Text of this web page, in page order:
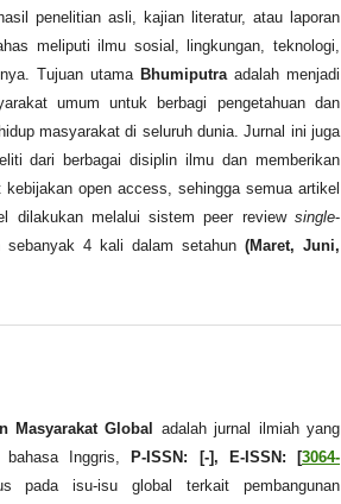
penelitian asli, kajian literatur, atau laporan
meliputi ilmu sosial, lingkungan, teknologi,
Tujuan utama Bhumiputraadalah menjadi
umum untuk berbagi pengetahuan dan
masyarakat di seluruh dunia. Jurnal ini juga
dari berbagai disiplin ilmu dan memberikan
kebijakan open access, sehingga semua artikel
dilakukan melalui sistem peer review single-
4 kali dalam setahun (Maret, Juni,
Masyarakat Global
adalah jurnal ilmiah yang
bahasa Inggris,
P-ISSN: [-], E-ISSN: [3064-
pada isu-isu global terkait pembangunan